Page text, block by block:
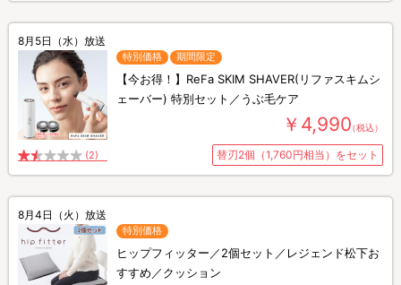
8月5日（水）放送
(2)
特別価格 期間限定
【今お得！】ReFa SKIM SHAVER(リファスキムシ
ェーバー) 特別セット／うぶ毛ケア
￥4,990（税込）
替刃2個（1,760円相当）をセット
8月4日（火）放送
特別価格
ヒップフィッター／2個セット／レジェンド松下お
すすめ／クッション